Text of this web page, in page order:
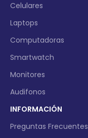
Celulares
Laptops
Computadoras
Smartwatch
Monitores
Audifonos
INFORMACIÓN
Preguntas Frecuentes